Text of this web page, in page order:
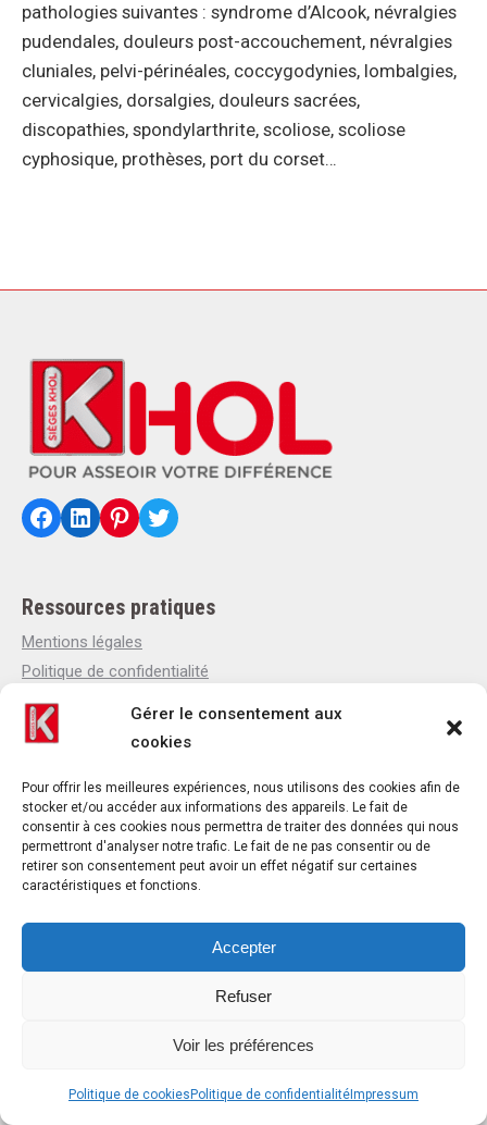
Gérer le consentement aux
cookies
Pour offrir les meilleures expériences, nous utilisons des cookies afin de
stocker et/ou accéder aux informations des appareils. Le fait de
consentir à ces cookies nous permettra de traiter des données qui nous
permettront d'analyser notre trafic. Le fait de ne pas consentir ou de
retirer son consentement peut avoir un effet négatif sur certaines
caractéristiques et fonctions.
Accepter
Refuser
Voir les préférences
Politique de cookies Politique de confidentialité Impressum
pathologies suivantes : syndrome d’Alcook, névralgies
pudendales, douleurs post-accouchement, névralgies
cluniales, pelvi-périnéales, coccygodynies, lombalgies,
cervicalgies, dorsalgies, douleurs sacrées,
discopathies, spondylarthrite, scoliose, scoliose
cyphosique, prothèses, port du corset…
Facebook LinkedIn Pinterest Twitter
Ressources pratiques
Mentions légales
Politique de confidentialité
Politique de cookies
Qui sommes-nous
Contact
Contact
28 Avenue Maréchal de Lattre de Tassigny